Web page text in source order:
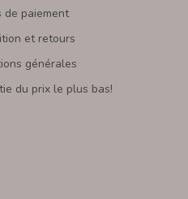
de paiement
et retours
générales
du prix le plus bas!